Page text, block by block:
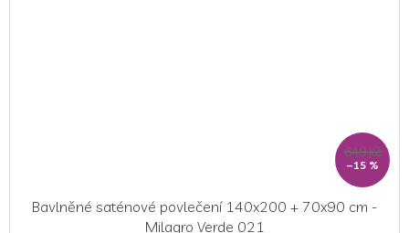
649 Kč
–15 %
Bavlněné saténové povlečení 140x200 + 70x90 cm -
Milagro Verde 021